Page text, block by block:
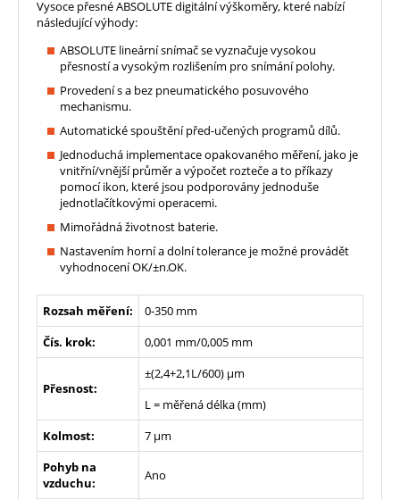
Vysoce přesné ABSOLUTE digitální výškoměry, které nabízí
následující výhody:
ABSOLUTE lineární snímač se vyznačuje vysokou
přesností a vysokým rozlišením pro snímání polohy.
Provedení s a bez pneumatického posuvového
mechanismu.
Automatické spouštění před-učených programů dílů.
Jednoduchá implementace opakovaného měření, jako je
vnitřní/vnější průměr a výpočet rozteče a to příkazy
pomocí ikon, které jsou podporovány jednoduše
jednotlačítkovými operacemi.
Mimořádná životnost baterie.
Nastavením horní a dolní tolerance je možné provádět
vyhodnocení OK/±n.OK.
Rozsah měření:
0-350 mm
Čís. krok:
0,001 mm/0,005 mm
Přesnost:
±(2,4+2,1L/600) µm
L = měřená délka (mm)
Kolmost:
7 µm
Pohyb na
vzduchu:
Ano